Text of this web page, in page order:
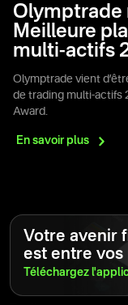
Olymptrade
Meilleure
multi-actifs
Olymptrade vient
de trading multi-actifs
Award.
En savoirplus
Votre avenir
est entre vos
Téléchargez